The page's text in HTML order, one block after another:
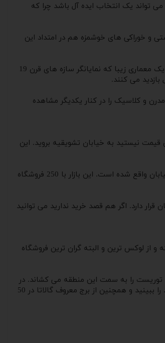
تواند یک انتخاب ایده آل باشد چرا که
و خوراکی های خوشمزه هم در امتداد این
واقع شده و با یک معماری زیبا که نمایانگر سازه های قرن 19
بازدید می کنند.
و کلاسیک را در کنار یکدیگر مشاهده
قیمت نیستید به خیابان تشویقیه بروید. این
پاساژهای بزرگ و مراکز تجاری مشهور شهر استانبول در این شهر واقع شده اند. آک مرکز مال به عنوان یکی از محبوب ترین مراکز خرید در کشور ترکیه در این خیابان واقع شده است. این بازار با 250 فروشگاه
دارد. اگر هم قصد خرید ندارید می توانید
و از لوکس ترین و البته گران ترین فروشگاه
را به سمت این منطقه می کشاند. در
این بخش از ترکیه قرار نیست برندهای معروفی را مشاهده کنید و یا رستوران ها و کافه های مجللی وجود داشته باشد، اما می توانید یک طراحی منحصر به فرد را ببینید و همچنین از برج معروف گالاتا در 50